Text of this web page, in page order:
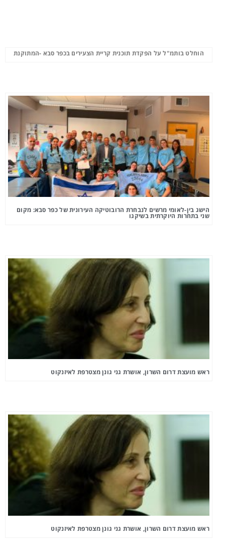
הוחלט בותמ"ל על הפקדת תוכנית קריית הצעירים בכפר סבא -המתוקנת
הישג בין-לאומי מרשים לנבחרת הרובוטיקה העירונית של כפר סבא: מקום
שני בתחרות היוקרתית בשיקגו
ראש מועצת דרום השרון, אושרת גני גונן מצטרפת לאיזנקוט
ראש מועצת דרום השרון, אושרת גני גונן מצטרפת לאיזנקוט